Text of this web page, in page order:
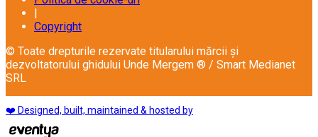
|
Copyright
© Toate drepturile rezervate titularului mărcii și
dezvoltatorului ghidului Unde Mergem ® / Smart Medianet
SRL
❤️ Designed, built, maintained & hosted by